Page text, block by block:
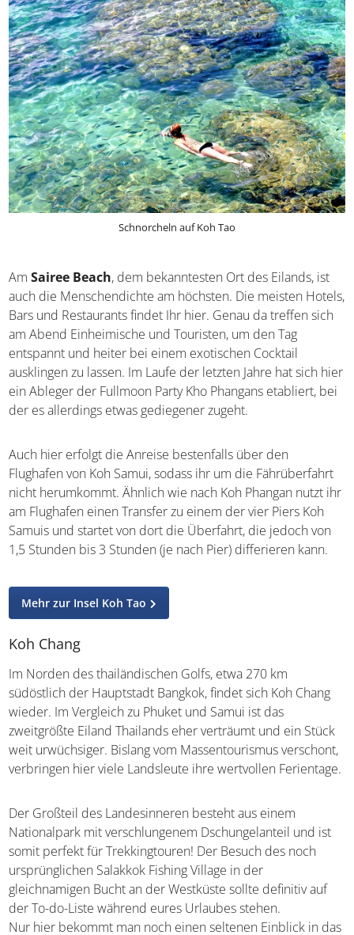
Thai-Massage an der Promenade des Sairee Beach
Schnorcheln auf Koh Tao
AmSairee Beach, dem bekanntesten Ort des Eilands, ist
auch die Menschendichte am höchsten. Die meisten
Hotels, Bars und Restaurants findet Ihr hier. Genau da
treffen sich am Abend Einheimische und Touristen, um
den Tag entspannt und heiter bei einem exotischen
Phangans etabliert, bei der es allerdings etwas
gediegener zugeht.
Auch hier erfolgt die Anreise bestenfalls über den
Flughafen von Koh Samui, sodass ihr um die
Phangan nutzt ihr am Flughafen einen Transfer zu einem
der vier Piers Koh Samuis und startet von dort die
Überfahrt, die jedoch von 1,5 Stunden bis 3 Stunden (je
nach Pier) differieren kann.
Mehr zur Insel Koh Tao
Koh Chang
Im Norden des thailändischen Golfs, etwa 270 km
zweitgrößte Eiland Thailands eher verträumt und ein
Stück weit urwüchsiger. Bislang vom Massentourismus
verschont, verbringen hier viele Landsleute ihre
wertvollen Ferientage.
Der Großteil des Landesinneren besteht aus einem